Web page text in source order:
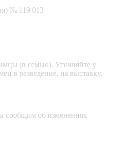
№ 119 013
(в семью). Уточняйте у
в разведение, на выставку.
сообщим об изменениях